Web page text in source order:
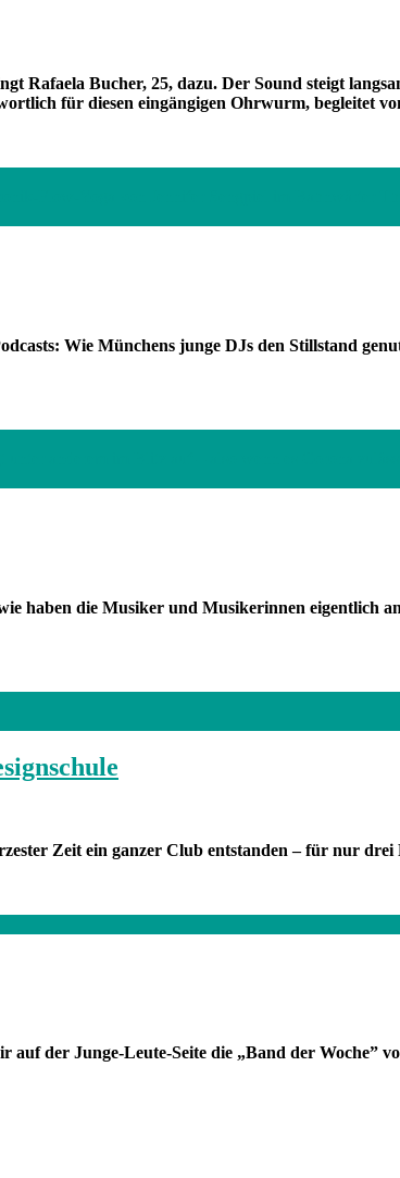
Rafaela Bucher, 25, dazu. Der Sound steigt
für diesen eingängigen Ohrwurm, begleitet
Wie Münchens junge DJs den Stillstand
haben die Musiker und Musikerinnen eigentlich
Zeit ein ganzer Club entstanden – für nur drei
der Junge-Leute-Seite die „Band der Woche”